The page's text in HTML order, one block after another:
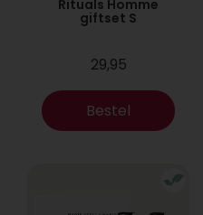
Rituals Homme
giftset S
29,95
Bestel